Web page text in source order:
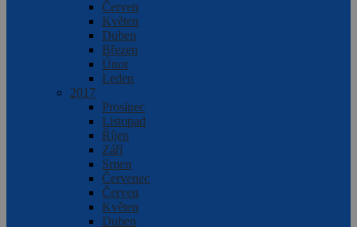
Červen
Květen
Duben
Březen
Únor
Leden
2017
Prosinec
Listopad
Říjen
Září
Srpen
Červenec
Červen
Květen
Duben